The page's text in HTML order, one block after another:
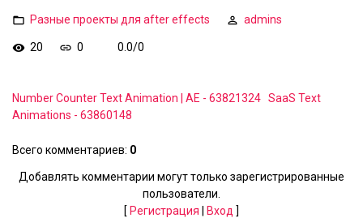
Разные проекты для after effects admins
20 0 0.0/0
Number Counter Text Animation | AE - 63821324 SaaS Text
Animations - 63860148
Всего комментариев: 0
Добавлять комментарии могут только зарегистрированные
пользователи.
[ Регистрация Вход ]